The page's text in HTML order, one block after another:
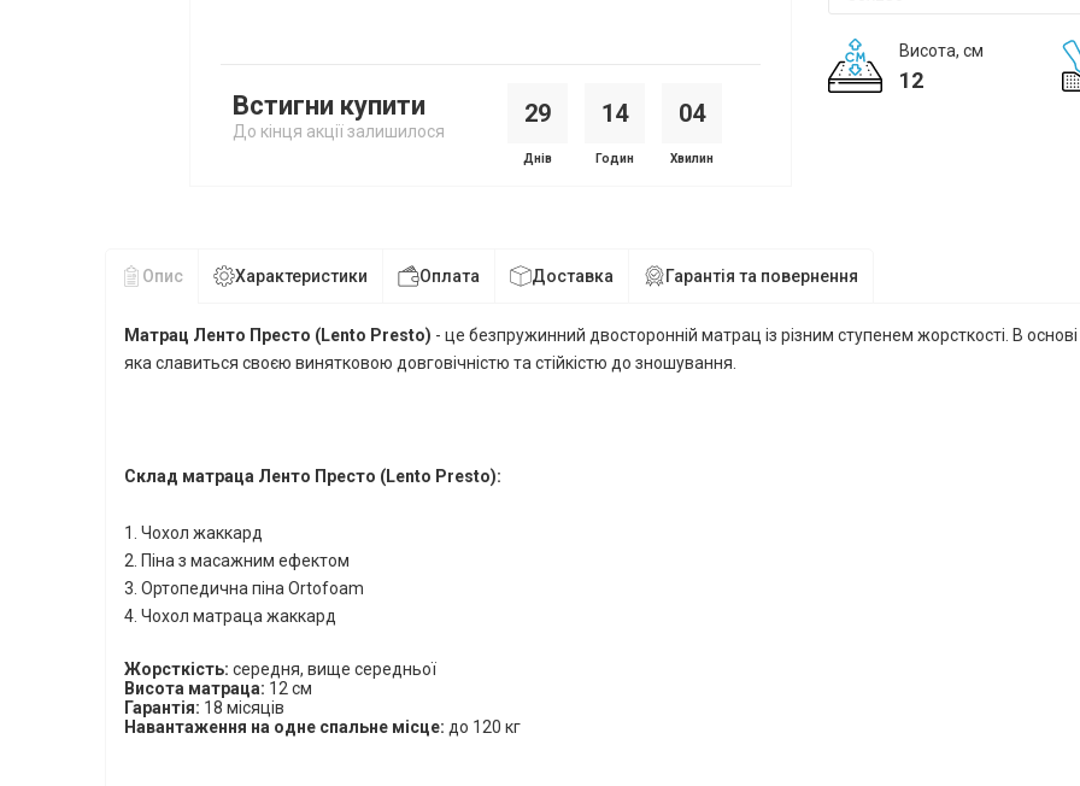
Встигни купити
До кінця акції залишилося
29
Днів
14
Годин
04
Хвилин
Висота, см
12
Опис Характеристики Оплата Доставка Гарантія та повернення
Матрац Ленто Престо (Lento Presto) - це безпружинний двосторонній матрац із різним ступенем жорсткості. В
яка славиться своєю винятковою довговічністю та стійкістю до зношування.
Склад матраца Ленто Престо (Lento Presto):
1. Чохол жаккард
2. Піна з масажним ефектом
3. Ортопедична піна Ortofoam
4. Чохол матраца жаккард
Жорсткість: середня, вище середньої
Висота матраца: 12 см
Гарантія: 18 місяців
Навантаження на одне спальне місце: до 120 кг